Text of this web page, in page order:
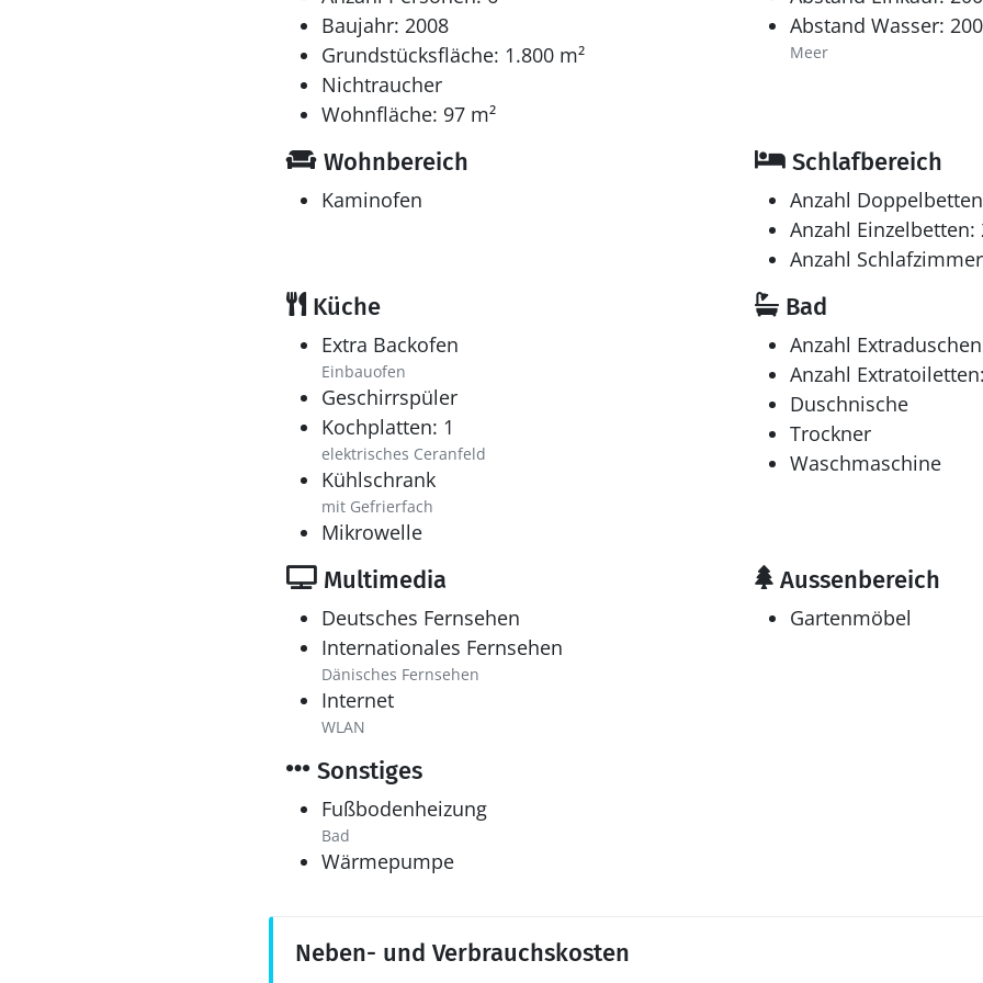
Baujahr: 2008
Grundstücksfläche: 1.800 m²
Nichtraucher
Wohnfläche: 97 m²
Abstand Wasser:
Meer
Wohnbereich
Kaminofen
Schlafbereich
Anzahl
Anzahl Einzelbetten:
Anzahl
Küche
Extra Backofen
Einbauofen
Geschirrspüler
Kochplatten: 1
elektrisches Ceranfeld
Kühlschrank
mit Gefrierfach
Mikrowelle
Bad
Anzahl
Anzahl
Duschnische
Trockner
Waschmaschine
Multimedia
Deutsches Fernsehen
Internationales Fernsehen
Dänisches Fernsehen
Internet
WLAN
Aussenbereich
Gartenmöbel
Sonstiges
Fußbodenheizung
Bad
Wärmepumpe
Neben- und Verbrauchskosten